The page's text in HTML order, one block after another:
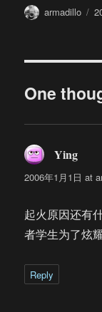
Author
armadillo
One
Ying
2006年1月1日 at
起火原因还有
者学生为了炫
Reply